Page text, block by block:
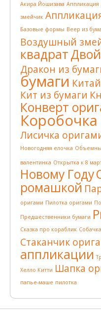
Акира Йошизава Аппликация
змейчик
Базовые формы Веер из
Воздушный
квадрат
Дракон из
бумаги
Кит из бумаги
Конверт
Лисичка
Новогодняя елочка
валентинка Открытка к 8
Новому Году
ромашкой
оригами Пилотка оригами
Предшественники бумаги
Сказка про кораблик
Стаканчик
аппликации
Хелло Китти Шапка
папье-маше пилотка